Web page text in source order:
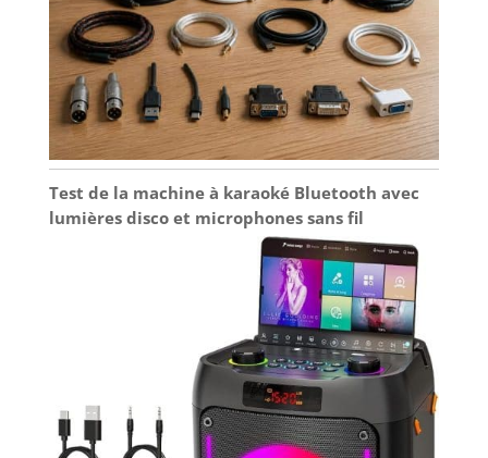
et de matériaux nobles pour une présence visuelle
marquante dans tout intérieur.
Test de la machine à karaoké Bluetooth avec
lumières disco et microphones sans fil